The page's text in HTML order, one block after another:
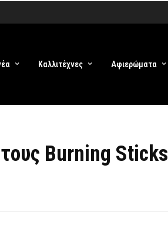
Καλλιτέχνες Αφιερώματα
Burning Sticks